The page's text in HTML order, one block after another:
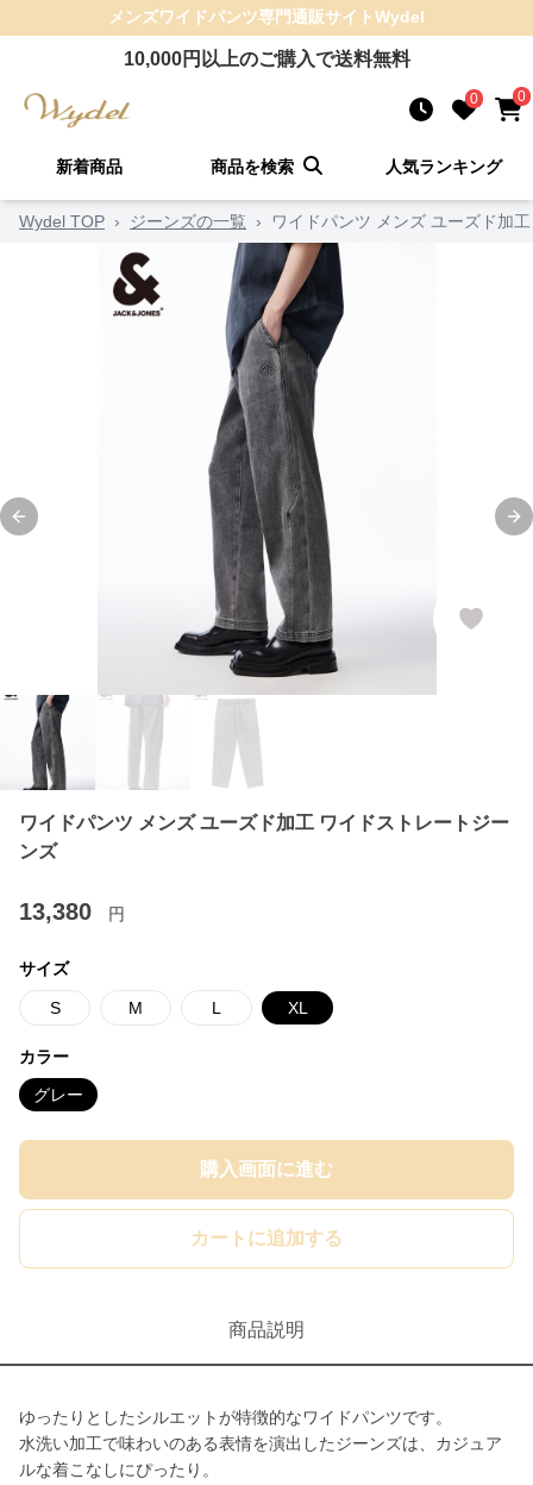
メンズワイドパンツ専門通販サイトWydel
10,000円以上のご購入で送料無料
0 0
新着商品 商品を検索 人気ランキング
Wydel TOP › ジーンズの一覧 › ワイドパンツ メンズ ユーズド加
Previous slide
ワイドパンツ メンズ ユーズド加工 ワイドストレートジー
ンズ
13,380 円
サイズ
S M L XL
カラー
グレー
購入画面に進む
カートに追加する
商品説明
ゆったりとしたシルエットが特徴的なワイドパンツです。
水洗い加工で味わいのある表情を演出したジーンズは、カジュア
ルな着こなしにぴったり。